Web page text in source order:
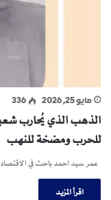
مايو 25, 2026 336
الذهب الذي يُحارب
للحرب ومضخة للنهب
عمر سيد احمد باحث في
اقرأ المزيد